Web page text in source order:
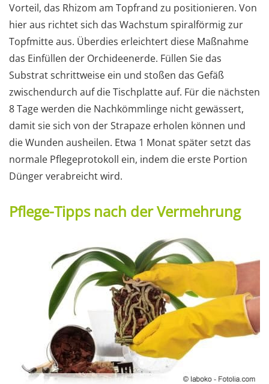
Vorteil, das Rhizom am Topfrand zu positionieren. Von
hier aus richtet sich das Wachstum spiralförmig zur
Topfmitte aus. Überdies erleichtert diese Maßnahme
das Einfüllen der Orchideenerde. Füllen Sie das
Substrat schrittweise ein und stoßen das Gefäß
zwischendurch auf die Tischplatte auf. Für die nächsten
8 Tage werden die Nachkömmlinge nicht gewässert,
damit sie sich von der Strapaze erholen können und
die Wunden ausheilen. Etwa 1 Monat später setzt das
normale Pflegeprotokoll ein, indem die erste Portion
Dünger verabreicht wird.
Pflege-Tipps nach der Vermehrung